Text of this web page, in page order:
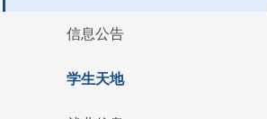
信息公告
学生天地